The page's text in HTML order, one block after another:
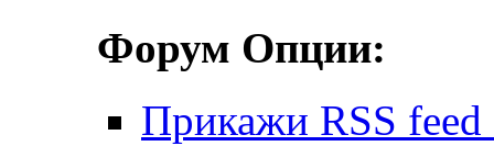
Форум Опции:
Прикажи RSS feed